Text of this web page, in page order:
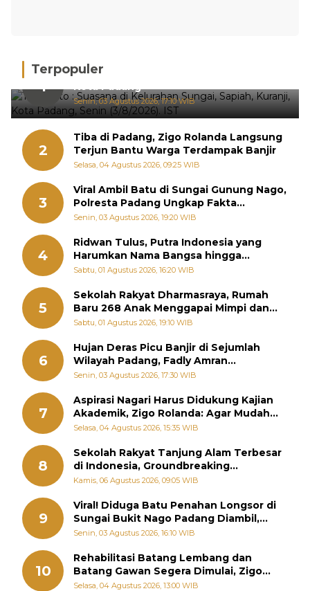
Terpopuler
1
Hujan Deras, 15 Titik Banjir Terdeteksi di
Kota Padang
Senin, 03 Agustus 2026, 17:10 WIB
2
Tiba di Padang, Zigo Rolanda Langsung
Terjun Bantu Warga Terdampak Banjir
Selasa, 04 Agustus 2026, 09:25 WIB
3
Viral Ambil Batu di Sungai Gunung Nago,
Polresta Padang Ungkap Fakta
Sebenarnya
Senin, 03 Agustus 2026, 19:20 WIB
4
Ridwan Tulus, Putra Indonesia yang
Harumkan Nama Bangsa hingga
Diabadikan dalam Buku Jepang
Sabtu, 01 Agustus 2026, 16:20 WIB
5
Sekolah Rakyat Dharmasraya, Rumah
Baru 268 Anak Menggapai Mimpi dan
Memutus Rantai Kemiskinan
Sabtu, 01 Agustus 2026, 19:10 WIB
6
Hujan Deras Picu Banjir di Sejumlah
Wilayah Padang, Fadly Amran
Perintahkan OPD Siaga
Senin, 03 Agustus 2026, 17:30 WIB
7
Aspirasi Nagari Harus Didukung Kajian
Akademik, Zigo Rolanda: Agar Mudah
Diperjuangkan di Kementerian
Selasa, 04 Agustus 2026, 15:35 WIB
8
Sekolah Rakyat Tanjung Alam Terbesar
di Indonesia, Groundbreaking
September
Kamis, 06 Agustus 2026, 09:05 WIB
9
Viral! Diduga Batu Penahan Longsor di
Sungai Bukit Nago Padang Diambil,
Warga Khawatir Bencana Terulang
Senin, 03 Agustus 2026, 16:10 WIB
10
Rehabilitasi Batang Lembang dan
Batang Gawan Segera Dimulai, Zigo
Rolanda Pastikan Proyek Berjalan
Selasa, 04 Agustus 2026, 13:00 WIB